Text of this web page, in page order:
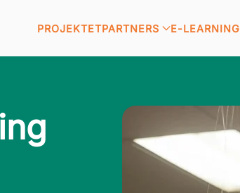
PROJEKTETPARTNERS E-LEARNING